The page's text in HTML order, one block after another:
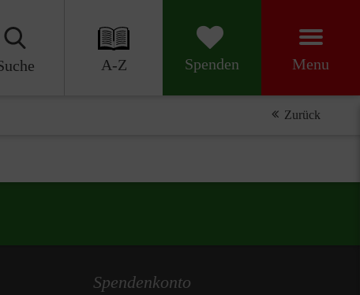
A-Z Spenden Menu
Zurück
Spendenkonto